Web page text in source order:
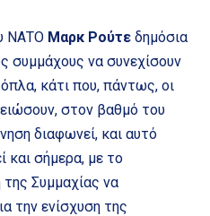
ΝΑΤΟ Μαρκ Ρούτε δημόσια
συμμάχους να συνεχίσουν
κάτι που, πάντως, οι
στον βαθμό του
διαφωνεί, και αυτό
και σήμερα, με το
Συμμαχίας να
την ενίσχυση της